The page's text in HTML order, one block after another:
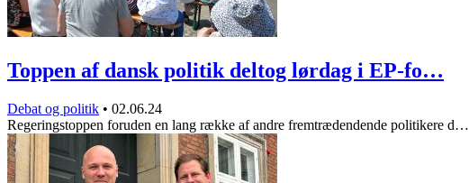
Toppen af dansk politik deltog lørdag i EP-fo…
Debat og politik • 02.06.24
Regeringstoppen foruden en lang række af andre fremtrædendende politikere d…